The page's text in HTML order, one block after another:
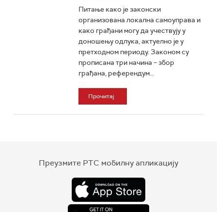
Питање како је законски
организована локална самоуправа и
како грађани могу да учествују у
доношењу одлука, актуелно је у
претходном периоду. Законом су
прописана три начина – збор
грађана, референдум...
Прочитај
Преузмите РТС мобилну апликацију